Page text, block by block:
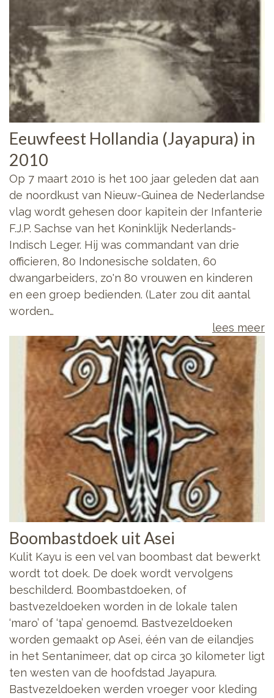
Eeuwfeest Hollandia (Jayapura) in
2010
Op 7 maart 2010 is het 100 jaar geleden dat aan
de noordkust van Nieuw-Guinea de Nederlandse
vlag wordt gehesen door kapitein der Infanterie
F.J.P. Sachse van het Koninklijk Nederlands-
Indisch Leger. Hij was commandant van drie
officieren, 80 Indonesische soldaten, 60
dwangarbeiders, zo'n 80 vrouwen en kinderen
en een groep bedienden. (Later zou dit aantal
worden…
lees meer
Boombastdoek uit Asei
Kulit Kayu is een vel van boombast dat bewerkt
wordt tot doek. De doek wordt vervolgens
beschilderd. Boombastdoeken, of
bastvezeldoeken worden in de lokale talen
‘maro’ of ‘tapa’ genoemd. Bastvezeldoeken
worden gemaakt op Asei, één van de eilandjes
in het Sentanimeer, dat op circa 30 kilometer ligt
ten westen van de hoofdstad Jayapura.
Bastvezeldoeken werden vroeger voor kleding